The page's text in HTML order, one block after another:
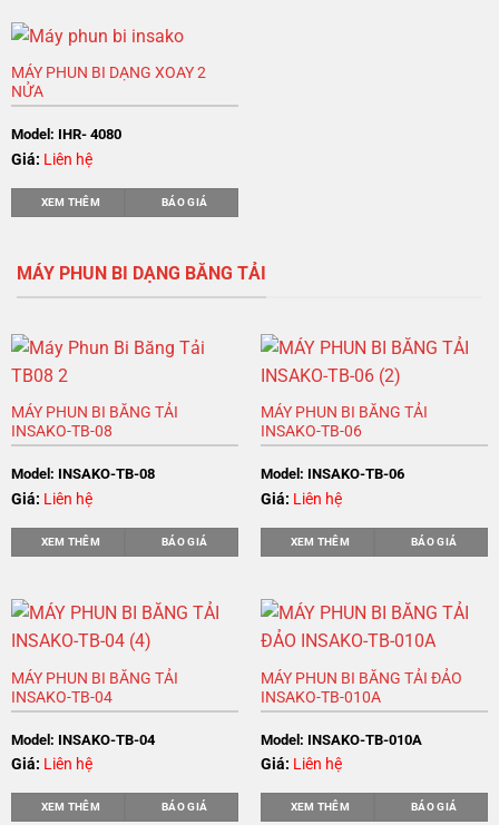
MÁY PHUN BI DẠNG XOAY 2
NỬA
Model: IHR- 4080
Giá: Liên hệ
XEM THÊM BÁO GIÁ
MÁY PHUN BI DẠNG BĂNG TẢI
MÁY PHUN BI BĂNG TẢI
INSAKO-TB-08
Model: INSAKO-TB-08
Giá: Liên hệ
XEM THÊM BÁO GIÁ
MÁY PHUN BI BĂNG TẢI
INSAKO-TB-06
Model: INSAKO-TB-06
Giá: Liên hệ
XEM THÊM BÁO GIÁ
MÁY PHUN BI BĂNG TẢI
INSAKO-TB-04
Model: INSAKO-TB-04
Giá: Liên hệ
XEM THÊM BÁO GIÁ
MÁY PHUN BI BĂNG TẢI ĐẢO
INSAKO-TB-010A
Model: INSAKO-TB-010A
Giá: Liên hệ
XEM THÊM BÁO GIÁ